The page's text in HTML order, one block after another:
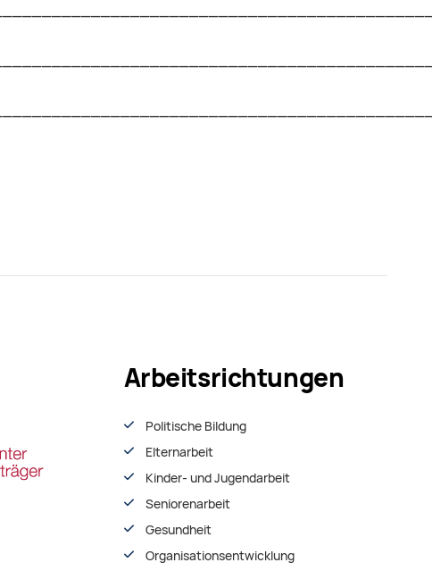
Arbeitsrichtungen
Politische Bildung
Elternarbeit
Kinder- und Jugendarbeit
Seniorenarbeit
Gesundheit
Organisationsentwiсklung